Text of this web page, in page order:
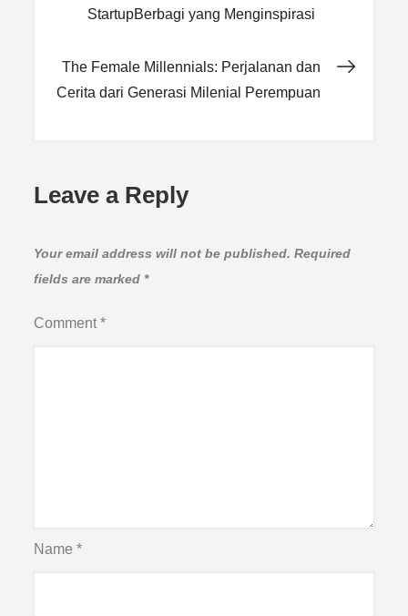
StartupBerbagi yang Menginspirasi
The Female Millennials: Perjalanan dan
Cerita dari Generasi Milenial Perempuan
Leave a Reply
Your email address will not be published. Required
fields are marked *
Comment*
Name*